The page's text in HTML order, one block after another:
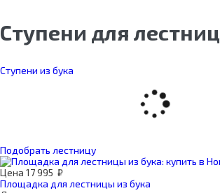
Ступени для лестниц
Ступени из бука
Подобрать лестницу
Цена 17 995 ₽
Площадка для лестницы из бука